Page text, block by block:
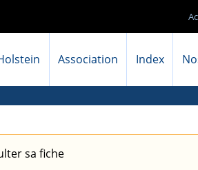
Association Index
sa fiche